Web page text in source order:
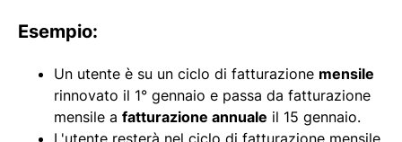
Esempio:
Un utente è su un ciclo di fatturazione mensile
rinnovato il 1° gennaio e passa da fatturazione
mensile a fatturazione annuale il 15 gennaio.
L'utente resterà nel ciclo di fatturazione mensile